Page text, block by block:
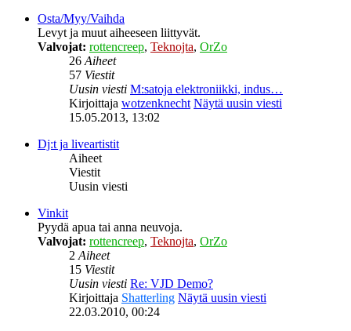
Osta/Myy/Vaihda
Levyt ja muut aiheeseen liittyvät.
Valvojat: rottencreep, Teknojta, OrZo
26Aiheet
57 Viestit
Uusin viesti M:satoja elektroniikki, indus…
Kirjoittaja wotzenknecht Näytä uusin viesti
15.05.2013, 13:02
Dj:t ja liveartistit
Aiheet
Viestit
Uusin viesti
Vinkit
Pyydä apua tai anna neuvoja.
Valvojat: rottencreep, Teknojta, OrZo
2Aiheet
15 Viestit
Uusin viesti Re: VJD Demo?
Kirjoittaja Shatterling Näytä uusin viesti
22.03.2010, 00:24